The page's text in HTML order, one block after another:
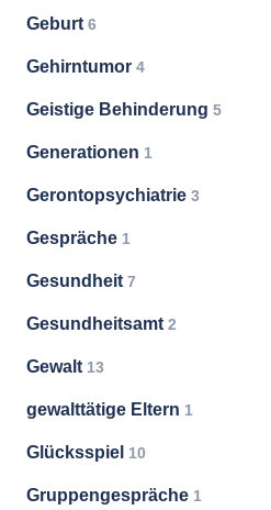
Geburt 6
Gehirntumor 4
Geistige Behinderung 5
Generationen 1
Gerontopsychiatrie 3
Gespräche 1
Gesundheit 7
Gesundheitsamt 2
Gewalt 13
gewalttätige Eltern 1
Glücksspiel 10
Gruppengespräche 1